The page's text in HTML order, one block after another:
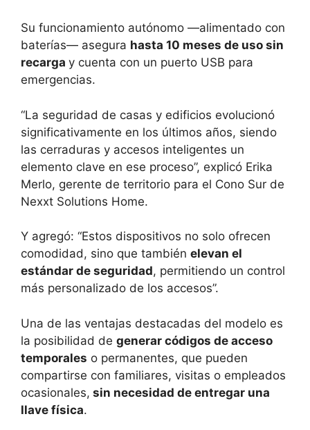
Su funcionamiento autónomo —alimentado con
baterías— asegura hasta 10 meses de uso sin
recarga y cuenta con un puerto USB para
emergencias.
“La seguridad de casas y edificios evolucionó
significativamente en los últimos años, siendo
las cerraduras y accesos inteligentes un
elemento clave en ese proceso”, explicó Erika
Merlo, gerente de territorio para el Cono Sur de
Nexxt Solutions Home.
Y agregó: “Estos dispositivos no solo ofrecen
comodidad, sino que también elevan el
estándar de seguridad, permitiendo un control
más personalizado de los accesos”.
Una de las ventajas destacadas del modelo es
la posibilidad de generar códigos de acceso
temporales o permanentes, que pueden
compartirse con familiares, visitas o empleados
ocasionales, sin necesidad de entregar una
llave física.